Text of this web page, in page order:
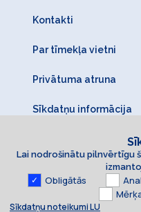
Kontakti
Par tīmekļa vietni
Privātuma atruna
Sīkdatņu informācija
Lai nodrošinātu pilnvērtīgu
Obligātās
Sīkdatņu noteikumi LU